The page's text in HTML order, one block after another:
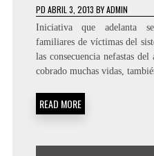
PD ABRIL 3, 2013 BYADMIN
Iniciativa que adelanta
familiares de víctimas del
las consecuencia nefastas
cobrado muchas vidas,
READ MORE